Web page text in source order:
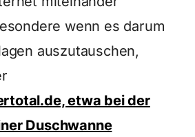
wenn es darum
auszutauschen,
etwa bei der
Duschwanne